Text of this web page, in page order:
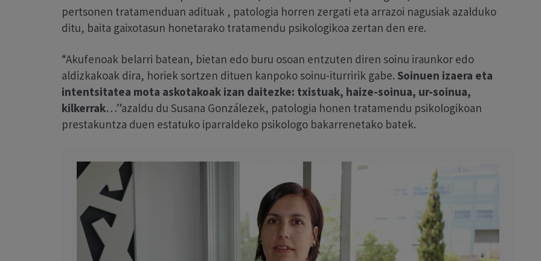
pertsonen tratamenduan adituak , patologia horren zergati eta arrazoi nagusiak azalduko
ditu, baita gaixotasun honetarako tratamendu psikologikoa zertan den ere.
“Akufenoak belarri batean, bietan edo buru osoan entzuten diren soinu iraunkor edo
aldizkakoak dira, horiek sortzen dituen kanpoko soinu-iturririk gabe. Soinuen izaera eta
intentsitatea mota askotakoak izan daitezke: txistuak, haize-soinua, ur-soinua,
kilkerrak…”azaldu du Susana Gonzálezek, patologia honen tratamendu psikologikoan
prestakuntza duen estatuko iparraldeko psikologo bakarrenetako batek.